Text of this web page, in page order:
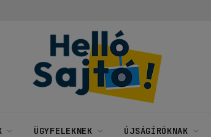
ÜGYFELEKNEK ÚJSÁGÍRÓKNAK